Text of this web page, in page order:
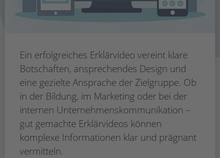
Ein erfolgreiches Erklärvideo vereint klare
Botschaften, ansprechendes Design und
eine gezielte Ansprache der Zielgruppe. Ob
in der Bildung, im Marketing oder bei der
internen Unternehmenskommunikation –
gut gemachte Erklärvideos können
komplexe Informationen klar und prägnant
vermitteln.